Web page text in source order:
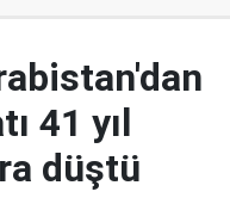
41 yıl
düştü